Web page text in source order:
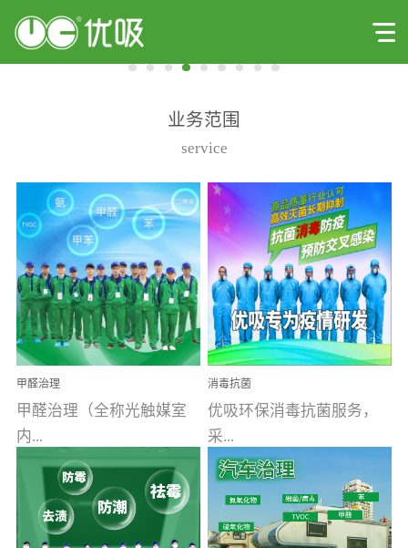
业务范围
service
甲醛治理
甲醛治理（全称光触媒室
内...
空气污染净化治理）工业
文明的进步，创造了多姿
消毒抗菌
优吸环保消毒抗菌服务，
采...
用行业公认奥维牌消毒
液，具备杀死人体冠状病